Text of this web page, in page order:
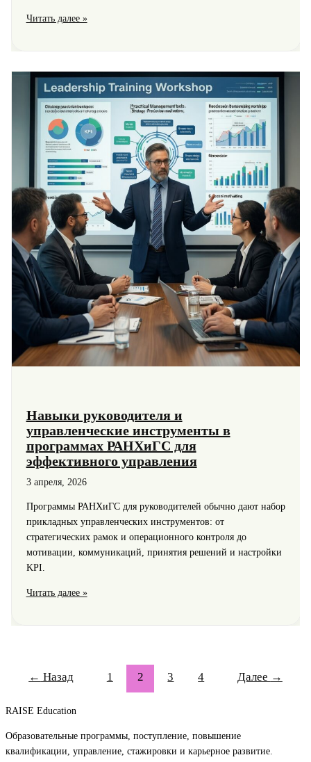
Нетворкинг
как
извлечь
максимум
окружения
контактов
Читать далее »
Навыки руководителя и
управленческие инструменты в
программах РАНХиГС для
эффективного управления
3 апреля, 2026
Программы РАНХиГС для руководителей обычно дают набор
прикладных управленческих инструментов: от
стратегических рамок и операционного контроля до
мотивации, коммуникаций, принятия решений и настройки
KPI.
Навыки
программах
для
Читать далее »
← Назад 1 2 3 4 Далее →
RAISE Education
Образовательные программы, поступление, повышение
квалификации, управление, стажировки и карьерное развитие.